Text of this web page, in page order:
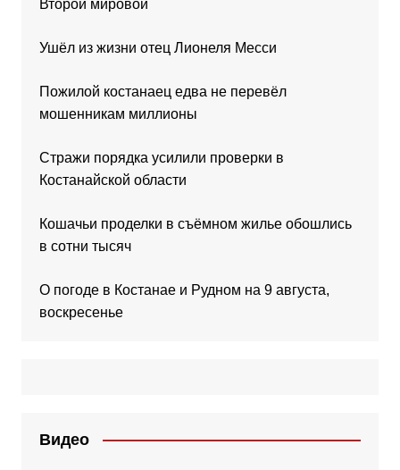
Второй мировой
Ушёл из жизни отец Лионеля Месси
Пожилой костанаец едва не перевёл
мошенникам миллионы
Стражи порядка усилили проверки в
Костанайской области
Кошачьи проделки в съёмном жилье обошлись
в сотни тысяч
О погоде в Костанае и Рудном на 9 августа,
воскресенье
Видео